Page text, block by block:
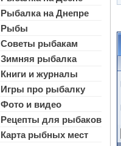
Рыбалка на Днепре
Рыбы
Советы рыбакам
Зимняя рыбалка
Книги и журналы
Игры про рыбалку
Фото и видео
Рецепты для рыбаков
Карта рыбных мест